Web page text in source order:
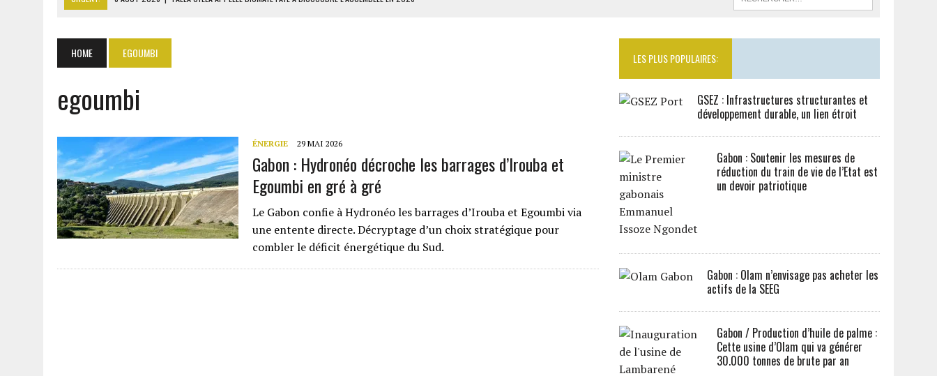
8 AOÛT 2026 | ANSAR ALLAH MENACE DE NOUVEAU LES FORCES SAOUDIENNES AU YÉMEN
L’UNIVERSITÉ LIBANAISE FRAGILISÉE PAR LES COUPES BUDGÉTAIRES
HOME EGOUMBI
egoumbi
ÉNERGIE 29 MAI 2026
Gabon : Hydronéo décroche les barrages d’Irouba et
Egoumbi en gré à gré
Le Gabon confie à Hydronéo les barrages d’Irouba et Egoumbi via
une entente directe. Décryptage d’un choix stratégique pour
combler le déficit énergétique du Sud.
LES PLUS POPULAIRES:
GSEZ : Infrastructures structurantes et
développement durable, un lien étroit
Gabon : Soutenir les mesures de
réduction du train de vie de l’Etat est
un devoir patriotique
Gabon : Olam n’envisage pas acheter les
actifs de la SEEG
Gabon / Production d’huile de palme :
Cette usine d’Olam qui va générer
30.000 tonnes de brute par an